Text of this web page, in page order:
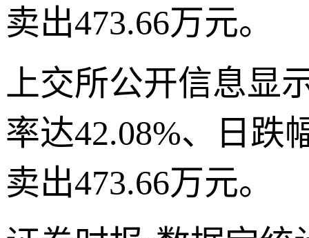
卖出473.66万元。
上交所公开信息显
率达42.08%、日跌
卖出473.66万元。